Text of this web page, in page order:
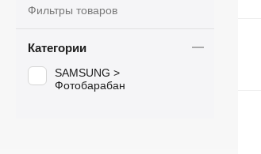
Фильтры товаров
Категории
SAMSUNG >
Фотобарабан